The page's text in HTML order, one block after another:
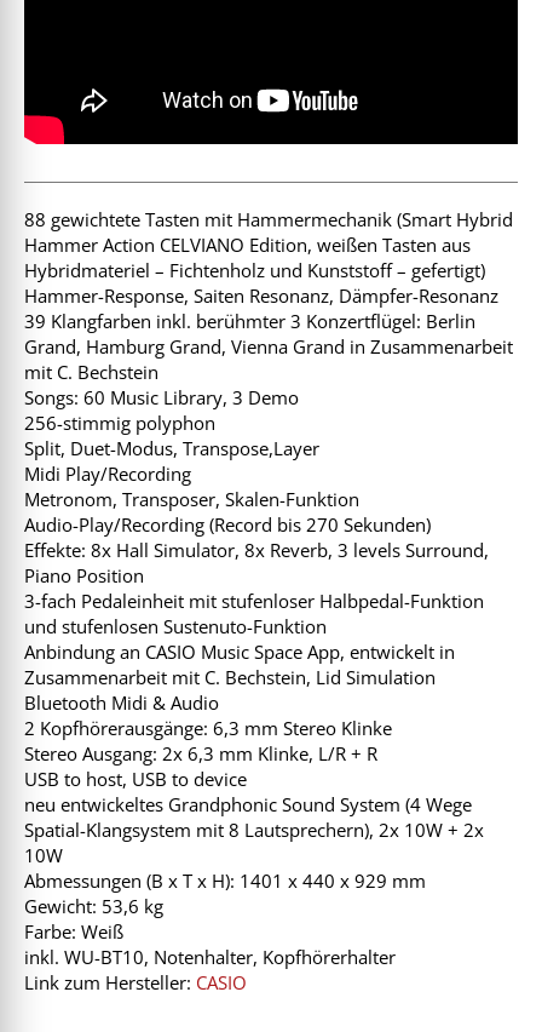
88 gewichtete Tasten mit Hammermechanik (Smart Hybrid
Hammer Action CELVIANO Edition, weißen Tasten aus
Hybridmateriel – Fichtenholz und Kunststoff – gefertigt)
Hammer-Response, Saiten Resonanz, Dämpfer-Resonanz
39 Klangfarben inkl. berühmter 3 Konzertflügel: Berlin
Grand, Hamburg Grand, Vienna Grand in Zusammenarbeit
mit C. Bechstein
Songs: 60 Music Library, 3 Demo
256-stimmig polyphon
Split, Duet-Modus, Transpose,Layer
Midi Play/Recording
Metronom, Transposer, Skalen-Funktion
Audio-Play/Recording (Record bis 270 Sekunden)
Effekte: 8x Hall Simulator, 8x Reverb, 3 levels Surround,
Piano Position
3-fach Pedaleinheit mit stufenloser Halbpedal-Funktion
und stufenlosen Sustenuto-Funktion
Anbindung an CASIO Music Space App, entwickelt in
Zusammenarbeit mit C. Bechstein, Lid Simulation
Bluetooth Midi & Audio
2 Kopfhörerausgänge: 6,3 mm Stereo Klinke
Stereo Ausgang: 2x 6,3 mm Klinke, L/R + R
USB to host, USB to device
neu entwickeltes Grandphonic Sound System (4 Wege
Spatial-Klangsystem mit 8 Lautsprechern), 2x 10W + 2x
10W
Abmessungen (B x T x H): 1401 x 440 x 929 mm
Gewicht: 53,6 kg
Farbe: Weiß
inkl. WU-BT10, Notenhalter, Kopfhörerhalter
Link zum Hersteller: CASIO